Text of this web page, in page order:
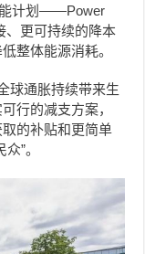
能计划——Power
、更可持续的降本
整体能源消耗。
球通胀持续带来生
行的减支方案，
的补贴和更简单
”。